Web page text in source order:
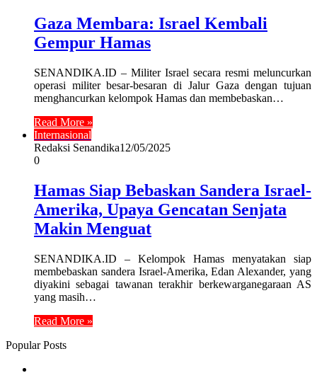
Gaza Membara: Israel Kembali
Gempur Hamas
SENANDIKA.ID – Militer Israel secara resmi meluncurkan
operasi militer besar-besaran di Jalur Gaza dengan tujuan
menghancurkan kelompok Hamas dan membebaskan…
Read More »
Internasional
Redaksi Senandika12/05/2025
0
Hamas Siap Bebaskan Sandera Israel-
Amerika, Upaya Gencatan Senjata
Makin Menguat
SENANDIKA.ID – Kelompok Hamas menyatakan siap
membebaskan sandera Israel-Amerika, Edan Alexander, yang
diyakini sebagai tawanan terakhir berkewarganegaraan AS
yang masih…
Read More »
Popular Posts